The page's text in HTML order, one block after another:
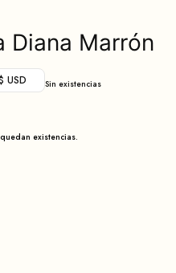
Diana Marrón
USD Sin existencias
existencias.